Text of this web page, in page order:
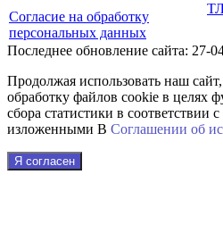
Согласие на обработку
персональных данных
Последнее обновление сайта: 27-
Продолжая использовать наш
обработку файлов cookie в целях
сбора статистики в соответствии
изложенными В Соглашении об
Я согласен